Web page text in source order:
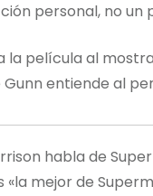
personal, no
la película al
entiende al
habla de
«la mejor de